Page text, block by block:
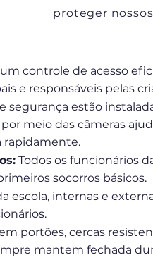
proteger
controle de acesso
e responsáveis ​​​​pelas
segurança estão
meio das câmeras
rapidamente.
Todos os funcionários
socorros básicos.
escola, internas e
portões, cercas
mantem fechada